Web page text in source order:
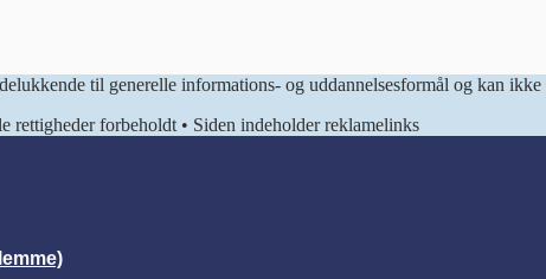
til generelle informations- og uddannelsesformål og kan
rettigheder forbeholdt • Siden indeholder reklamelinks